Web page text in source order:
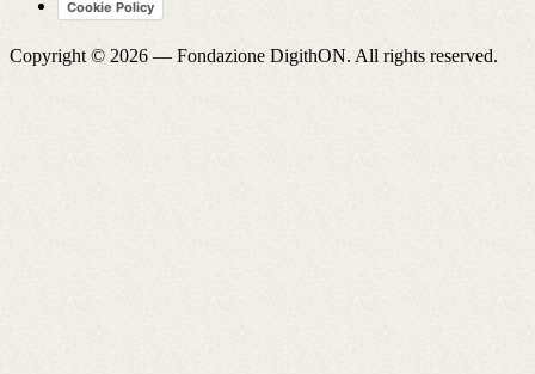
Cookie Policy
Copyright © 2026 —Fondazione DigithON. All rights reserved.